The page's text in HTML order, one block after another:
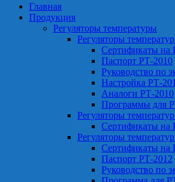
Главная
Продукция
Регуляторы температуры
Регуляторы
Сертификаты на
Паспорт РТ-2010
Руководство по
Настройка РТ-
Аналоги РТ-2010
Программы для
Регуляторы
Сертификаты на
Регуляторы
Сертификаты на
Паспорт РТ-2012
Руководство по